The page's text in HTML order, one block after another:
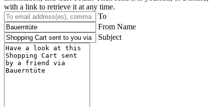
with a link to retrieve it at any time.
To
From Name
Subject